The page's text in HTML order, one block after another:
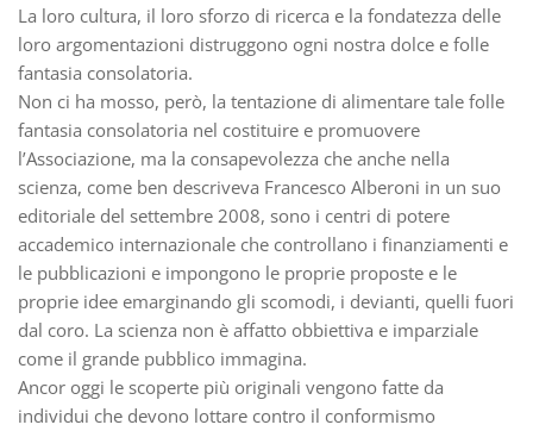
La loro cultura, il loro sforzo di ricerca e la fondatezza delle
loro argomentazioni distruggono ogni nostra dolce e folle
fantasia consolatoria.
Non ci ha mosso, però, la tentazione di alimentare tale folle
fantasia consolatoria nel costituire e promuovere
l’Associazione, ma la consapevolezza che anche nella
scienza, come ben descriveva Francesco Alberoni in un suo
editoriale del settembre 2008, sono i centri di potere
accademico internazionale che controllano i finanziamenti e
le pubblicazioni e impongono le proprie proposte e le
proprie idee emarginando gli scomodi, i devianti, quelli fuori
dal coro. La scienza non è affatto obbiettiva e imparziale
come il grande pubblico immagina.
Ancor oggi le scoperte più originali vengono fatte da
individui che devono lottare contro il conformismo